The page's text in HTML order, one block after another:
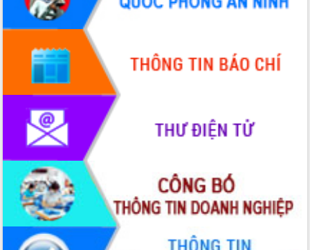
nhanh tiến độ các dự án trọng điểm
trong Khu kinh tế Nam Phú Yên
Hòn Yến phát triển du lịch gắn với bảo
tồn biển
Lấy ý kiến điều chỉnh Quy hoạch tỉnh
Đắk Lắk thời kỳ 2021-2030, tầm nhìn
đến năm 2050
Phát động chiến dịch 30 ngày đêm
giải phóng mặt bằng Tuyến đường bộ
ven biển
Đắk Lắk nỗ lực thúc đẩy tăng trưởng
kinh tế từ 10% trở lên trong Quý
II/2026
Đắk Lắk ký kết thỏa thuận hợp tác về
chuyển đổi số giai đoạn 2026 – 2030
với Tập đoàn Bưu chính Viễn thông
Việt Nam